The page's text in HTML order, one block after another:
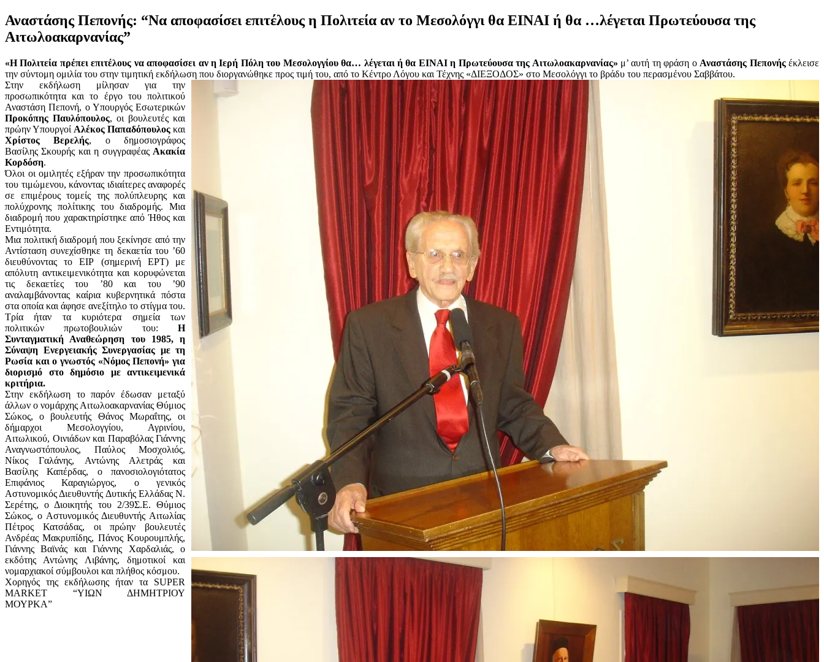
Αναστάσης Πεπονής: “Να αποφασίσει επιτέλους η Πολιτεία αν το Μεσολόγγι θα ΕΙΝΑΙ ή θα …λέγεται Πρωτεύουσα της
Αιτωλοακαρνανίας”
«Η Πολιτεία πρέπει επιτέλους να αποφασίσει αν η Ιερή Πόλη του Μεσολογγίου θα… λέγεται ή θα ΕΙΝΑΙ η Πρωτεύουσα της Αιτωλοακαρνανίας» μ’ αυτή τη φράση ο Αναστάσης Πεπονήςέκλεισε
την σύντομη ομιλία του στην τιμητική εκδήλωση που διοργανώθηκε προς τιμή του, από το Κέντρο Λόγου και Τέχνης «ΔΙΕΞΟΔΟΣ» στο Μεσολόγγι το βράδυ του περασμένου Σαββάτου.
Στην εκδήλωση μίλησαν για την
προσωπικότητα και το έργο του πολιτικού
Αναστάση Πεπονή, ο Υπουργός Εσωτερικών
Προκόπης Παυλόπουλος, οι βουλευτές και
πρώην Υπουργοί Αλέκος Παπαδόπουλος και
Χρίστος Βερελής, ο δημοσιογράφος
Βασίλης Σκουρής και η συγγραφέας Ακακία
Κορδόση.
Όλοι οι ομιλητές εξήραν την προσωπικότητα
του τιμώμενου, κάνοντας ιδιαίτερες αναφορές
σε επιμέρους τομείς της πολύπλευρης και
πολύχρονης πολίτικης του διαδρομής. Μια
διαδρομή που χαρακτηρίστηκε από Ήθος και
Εντιμότητα.
Μια πολιτική διαδρομή που ξεκίνησε από την
Αντίσταση συνεχίσθηκε τη δεκαετία του ’60
διευθύνοντας το ΕΙΡ (σημερινή ΕΡΤ) με
απόλυτη αντικειμενικότητα και κορυφώνεται
τις δεκαετίες του ’80 και του ’90
αναλαμβάνοντας καίρια κυβερνητικά πόστα
στα οποία και άφησε ανεξίτηλο το στίγμα του.
Τρία ήταν τα κυριότερα σημεία των
πολιτικών πρωτοβουλιών του: Η
Συνταγματική Αναθεώρηση του 1985, η
Σύναψη Ενεργειακής Συνεργασίας με τη
Ρωσία και ο γνωστός «Νόμος Πεπονή» για
διορισμό στο δημόσιο με αντικειμενικά
κριτήρια.
Στην εκδήλωση το παρόν έδωσαν μεταξύ
άλλων ο νομάρχης Αιτωλοακαρνανίας Θύμιος
Σώκος, ο βουλευτής Θάνος Μωραΐτης, οι
δήμαρχοι Μεσολογγίου, Αγρινίου,
Αιτωλικού, Οινιάδων και Παραβόλας Γιάννης
Αναγνωστόπουλος, Παύλος Μοσχολιός,
Νίκος Γαλάνης, Αντώνης Αλετράς και
Βασίλης Καπέρδας, ο πανοσιολογιότατος
Επιφάνιος Καραγιώργος, ο γενικός
Αστυνομικός Διευθυντής Δυτικής Ελλάδας Ν.
Σερέτης, ο Διοικητής του 2/39Σ.Ε. Θύμιος
Σώκος, ο Αστυνομικός Διευθυντής Αιτωλίας
Πέτρος Κατσάδας, οι πρώην βουλευτές
Ανδρέας Μακρυπίδης, Πάνος Κουρουμπλής,
Γιάννης Βαϊνάς και Γιάννης Χαρδαλιάς, ο
εκδότης Αντώνης Λιβάνης, δημοτικοί και
νομαρχιακοί σύμβουλοι και πλήθος κόσμου.
Χορηγός της εκδήλωσης ήταν τα SUPER
MARKET “ΥΙΩΝ ΔΗΜΗΤΡΙΟΥ
ΜΟΥΡΚΑ”